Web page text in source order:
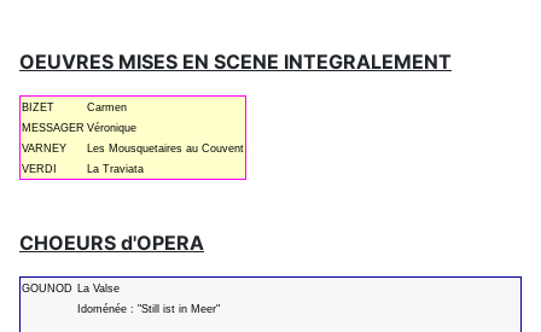
OEUVRES MISES EN SCENE INTEGRALEMENT
BIZET
Carmen
MESSAGER Véronique
VARNEY
Les Mousquetaires au Couvent
VERDI
La Traviata
CHOEURS d'OPERA
GOUNOD La Valse
Idoménée : "Still ist in Meer"